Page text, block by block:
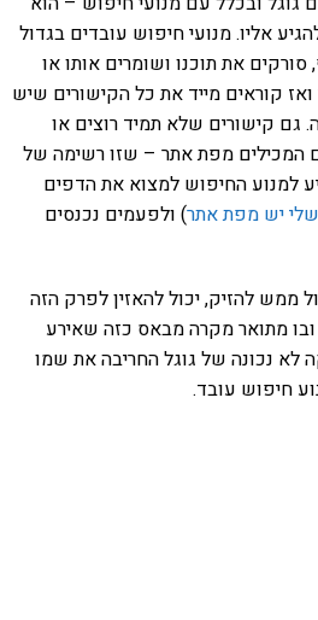
אליו. מנועי חיפוש עובדים בגדול
את תוכנו ושומרים אותו או
קוראים מייד את כל הקישורים שיש
גם קישורים שלא תמיד רוצים או
המכילים מפת אתר – שזו רשימה של
למנוע החיפוש למצוא את הדפים
יש מפת אתר) ולפעמים נכנסים
ממש להזיק, יכול להאזין לפרק הזה
מתואר מקרה מבאס כזה שאירע
לא נכונה של גוגל החריבה את שמו
חיפוש עובד.